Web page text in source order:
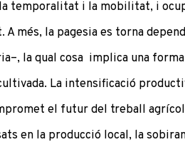
temporalitat i la mobilitat, i
més, la pagesia es torna
la qual cosa implica una
La intensificació
el futur del treball
en la producció local, la